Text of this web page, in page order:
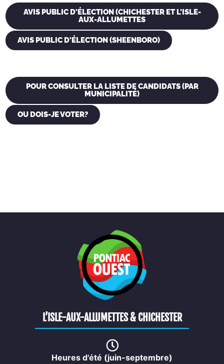
AVIS PUBLIC D'ÉLECTION (CHICHESTER ET L'ISLE-
AUX-ALLUMETTES
AVIS PUBLIC D'ÉLECTION (SHEENBORO)
POUR CONSULTER LA LISTE DE CANDIDATS (PAR
MUNICIPALITÉ)
OU DOIS-JE VOTER?
L’ISLE-AUX-ALLUMETTES & CHICHESTER
Heures d'été (juin-septembre)